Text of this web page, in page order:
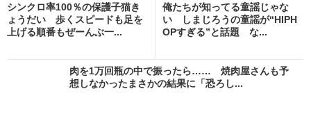
シンクロ率100％の保護子猫き
ょうだい 歩くスピードも足を
上げる順番もぜーんぶ一...
俺たちが知ってる童謡じゃな
い しまじろうの童謡が“HIPH
OPすぎる”と話題 な...
肉を1万回瓶の中で振ったら…… 焼肉屋さんも予
想しなかったまさかの結果に「恐ろし...